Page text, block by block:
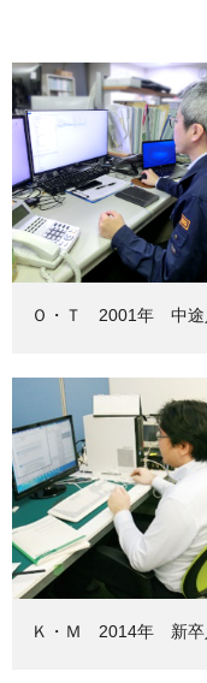
Ｏ・Ｔ 2001年 中途
Ｋ・Ｍ 2014年 新卒